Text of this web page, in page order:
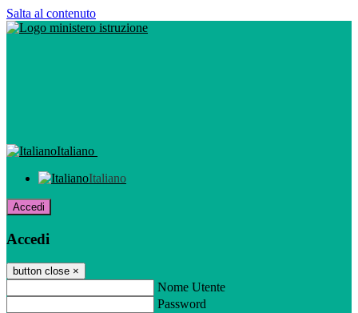
Salta al contenuto
Italiano
Italiano
Accedi
Accedi
button close ×
Nome Utente
Password